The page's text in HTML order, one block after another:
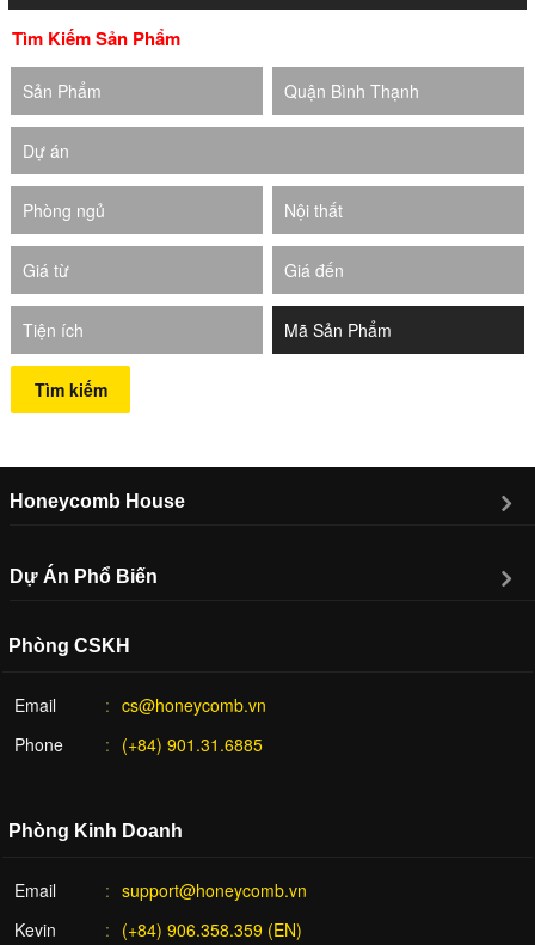
Tìm Kiếm Sản Phẩm
Sản Phẩm Quận Bình Thạnh
Dự án
Phòng ngủ Nội thất
Giá từ Giá đến
Tiện ích
Tìm kiếm
Honeycomb House
Dự Án Phổ Biến
Phòng CSKH
Email
cs@honeycomb.vn
Phone
(+84) 901.31.6885
Phòng Kinh Doanh
Email
support@honeycomb.vn
Kevin
(+84) 906.358.359 (EN)